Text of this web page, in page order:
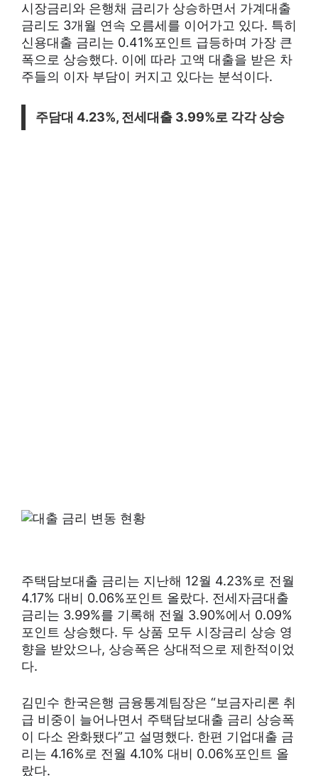
시장금리와 은행채 금리가 상승하면서 가계대출
금리도 3개월 연속 오름세를 이어가고 있다. 특히
신용대출 금리는 0.41%포인트 급등하며 가장 큰
폭으로 상승했다. 이에 따라 고액 대출을 받은 차
주들의 이자 부담이 커지고 있다는 분석이다.
주담대 4.23%, 전세대출 3.99%로 각각 상승
주택담보대출 금리는 지난해 12월 4.23%로 전월
4.17% 대비 0.06%포인트 올랐다. 전세자금대출
금리는 3.99%를 기록해 전월 3.90%에서 0.09%
포인트 상승했다. 두 상품 모두 시장금리 상승 영
향을 받았으나, 상승폭은 상대적으로 제한적이었
다.
김민수 한국은행 금융통계팀장은 “보금자리론 취
급 비중이 늘어나면서 주택담보대출 금리 상승폭
이 다소 완화됐다”고 설명했다. 한편 기업대출 금
리는 4.16%로 전월 4.10% 대비 0.06%포인트 올
랐다.